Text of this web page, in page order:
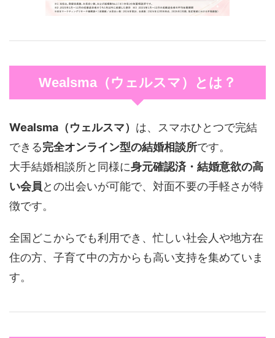
Wealsma（ウェルスマ）とは？
Wealsma（ウェルスマ） は、スマホひとつで完結
できる完全オンライン型の結婚相談所です。
大手結婚相談所と同様に身元確認済・結婚意欲の高
い会員との出会いが可能で、対面不要の手軽さが特
徴です。
全国どこからでも利用でき、忙しい社会人や地方在
住の方、子育て中の方からも高い支持を集めていま
す。